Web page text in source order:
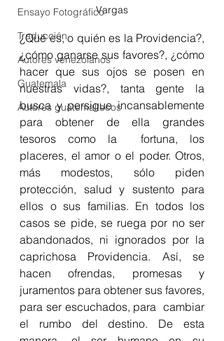
Ensayo Fotográfico
Traducción
Autores venezolanos
Guatemala
Autores guatemaltecos
Vargas
¿Qué es, o quién es la Providencia?,
¿cómo ganarse sus favores?, ¿cómo
hacer que sus ojos se posen en
nuestras vidas?, tanta gente la
busca y persigue incansablemente
para obtener de ella grandes
tesoros como la  fortuna, los
placeres, el amor o el poder. Otros,
más modestos, sólo piden
protección, salud y sustento para
ellos o sus familias. En todos los
casos se pide, se ruega por no ser
abandonados, ni ignorados por la
caprichosa Providencia. Así, se
hacen ofrendas, promesas y
juramentos para obtener sus favores,
para ser escuchados, para  cambiar
el rumbo del destino. De esta